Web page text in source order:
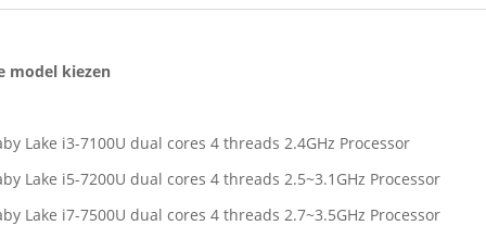
model kiezen
Lake i3-7100U dual cores 4 threads 2.4GHz Processor
Lake i5-7200U dual cores 4 threads 2.5~3.1GHz Processor
Lake i7-7500U dual cores 4 threads 2.7~3.5GHz Processor